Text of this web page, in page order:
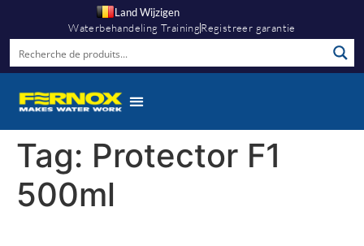
Land Wijzigen
Waterbehandeling TrainingRegistreer garantie
Tag: Protector F1
500ml